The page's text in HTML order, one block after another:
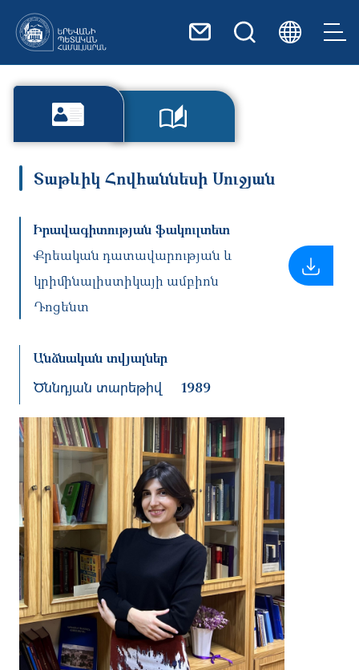
Տաթևիկ Հովհաննեսի Սուջյան
Իրավագիտության ֆակուլտետ
Քրեական դատավարության և
կրիմինալիստիկայի ամբիոն
Դոցենտ
Անձնական տվյալներ
Ծննդյան տարեթիվ 1989